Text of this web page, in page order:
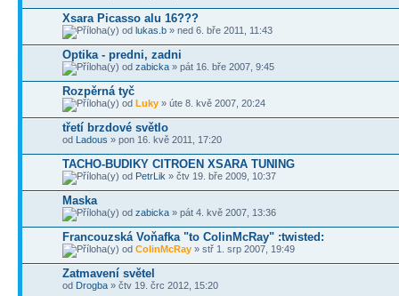
Xsara Picasso alu 16???
od lukas.b » ned 6. bře 2011, 11:43
Optika - predni, zadni
od zabicka » pát 16. bře 2007, 9:45
Rozpěrná tyč
od Luky » úte 8. kvě 2007, 20:24
třetí brzdové světlo
od Ladous » pon 16. kvě 2011, 17:20
TACHO-BUDIKY CITROEN XSARA TUNING
od PetrLik » čtv 19. bře 2009, 10:37
Maska
od zabicka » pát 4. kvě 2007, 13:36
Francouzská Voňafka "to ColinMcRay" :twisted:
od ColinMcRay » stř 1. srp 2007, 19:49
Zatmavení světel
od Drogba » čtv 19. črc 2012, 15:20